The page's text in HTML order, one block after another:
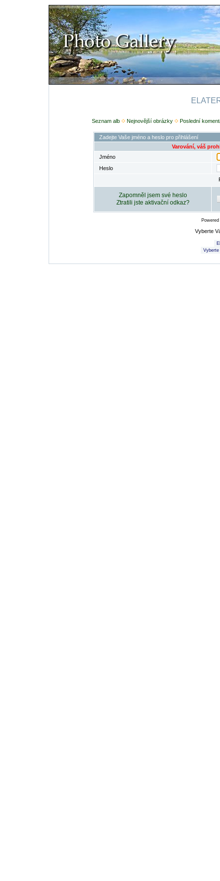
Seznam alb Nejnovější obrázky Poslední
Zadejte Vaše jméno a heslo pro přihlášení
Varování, váš
Jméno
Heslo
Zapomněl jsem své heslo
Ztratili jste aktivační odkaz?
Vyberte